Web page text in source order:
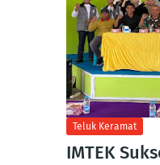
Teluk Keramat
IMTEK